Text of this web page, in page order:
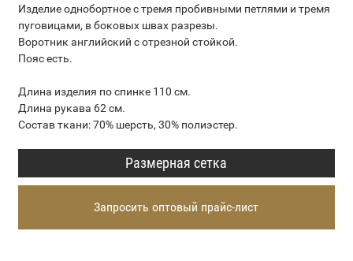
Изделие однобортное с тремя пробивными петлями и тремя
пуговицами, в боковых швах разрезы.
Воротник английский с отрезной стойкой.
Пояс есть.
Длина изделия по спинке 110 см.
Длина рукава 62 см.
Состав ткани: 70% шерсть, 30% полиэстер.
Размерная сетка
Запросить оптовый прайс-лист